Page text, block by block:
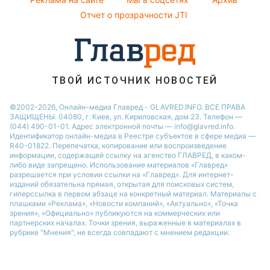
Кейт МиддлтонОтчет о прозрачности JTI
ТВОЙ ИСТОЧНИК НОВОСТЕЙ
©2002-2026, Онлайн-медиа Главред - GLAVRED.INFO. ВСЕ ПРАВА
ЗАЩИЩЕНЫ. 04080, г. Киев, ул. Кириловская, дом 23. Телефон —
(044) 490-01-01. Адрес электронной почты — info@glavred.info.
Идентификатор онлайн-медиа в Реестре cубъектов в сфере медиа —
R40-01822. Перепечатка, копирование или воспроизведение
информации, содержащей ссылку на агенство ГЛАВРЕД, в каком-
либо виде запрещено. Использование материалов «Главред»
разрешается при условии ссылки на «Главред». Для интернет-
изданий обязательна прямая, открытая для поисковых систем,
гиперссылка в первом абзаце на конкретный материал. Материалы с
плашками «Реклама», «Новости компаний», «Актуально», «Точка
зрения», «Официально» публикуются на коммерческих или
партнерских началах. Точки зрения, выраженные в материалах в
рубрике "Мнения", не всегда совпадают с мнением редакции.